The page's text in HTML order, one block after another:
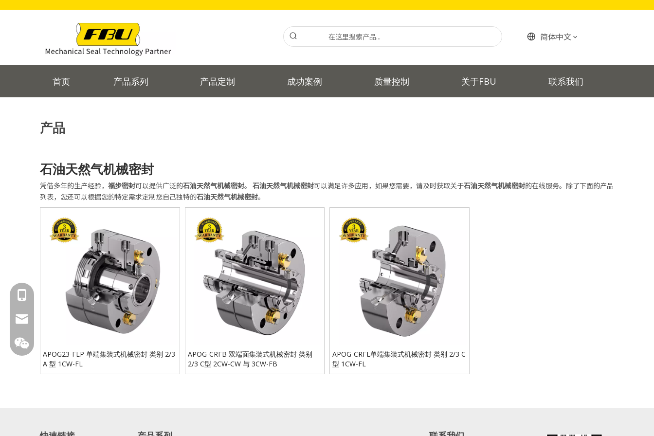
简体中文
首页 产品系列 产品定制 成功案例 质量控制 关于FBU 联系我们
产品
石油天然气机械密封
凭借多年的生产经验， 福步密封可以提供广泛的石油天然气机械密封。 石油天然气机械密封可以满足许多应用，如果您需要，请及时获取关于石油天然气机械密封的在线服务。除了下面的产品
列表，您还可以根据您的特定需求定制您自己独特的石油天然气机械密封。
APOG23-FLP 单端集装式机械密封 类别 2/3
A 型 1CW-FL
APOG-CRFB 双端面集装式机械密封 类别
2/3 C型 2CW-CW 与 3CW-FB
APOG-CRFL单端集装式机械密封 类别 2/3 C
型 1CW-FL
18601429519
sales@fbuseals.com
fbuseal